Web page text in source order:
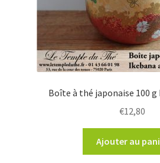
Boîte à thé japonaise 100
€12,80
Ajouter au